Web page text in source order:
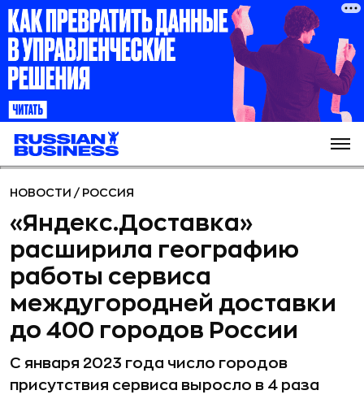
НОВОСТИ / РОССИЯ
«Яндекс.Доставка»
расширила географию
работы сервиса
междугородней доставки
до 400 городов России
С января 2023 года число городов
присутствия сервиса выросло в 4 раза